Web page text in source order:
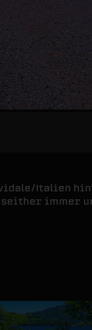
Italien
immer